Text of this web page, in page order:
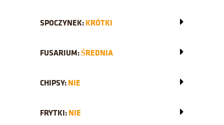
SPOCZYNEK:KRÓTKI
FUSARIUM:ŚREDNIA
CHIPSY:NIE
FRYTKI:NIE